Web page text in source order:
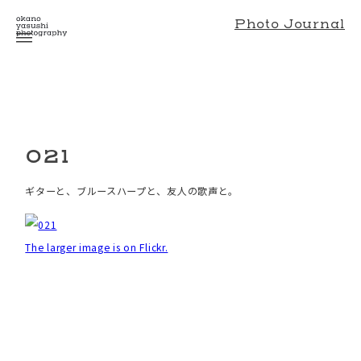
Photo Journal
021
ギターと、ブルースハープと、友人の歌声と。
The larger image is on Flickr.